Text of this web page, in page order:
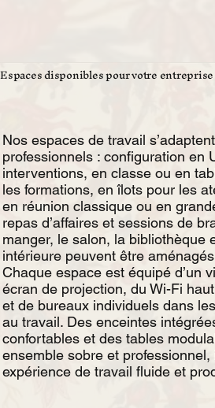
Espaces disponibles pour votre entreprise
Nos espaces de travail
professionnels : configuration en
interventions, en classe ou en
les formations, en îlots pour les
en réunion classique ou en
repas d’affaires et sessions de
manger, le salon, la bibliothèque
intérieure peuvent être
Chaque espace est équipé d’un
écran de projection, du Wi-Fi
et de bureaux individuels dans
au travail. Des enceintes
confortables et des tables
ensemble sobre et
expérience de travail fluide et